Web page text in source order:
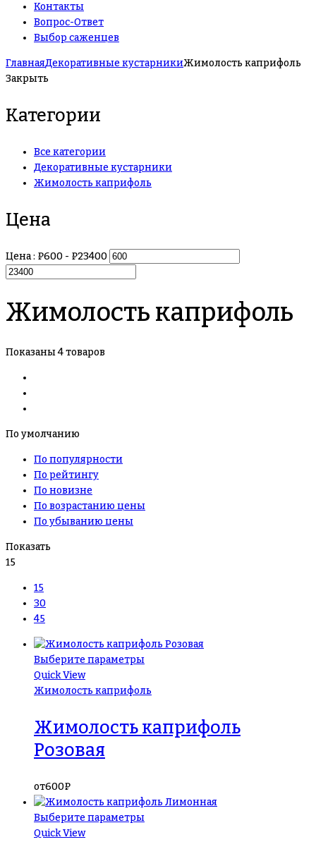
Контакты
Вопрос-Ответ
Выбор саженцев
ГлавнаяДекоративные кустарникиЖимолость каприфоль
Закрыть
Категории
Все категории
Декоративные кустарники
Жимолость каприфоль
Цена
Цена : ₽600 - ₽23400
Жимолость каприфоль
Показаны 4 товаров
По умолчанию
По популярности
По рейтингу
По новизне
По возрастанию цены
По убыванию цены
Показать
15
15
30
45
Выберите параметры
Quick View
Жимолость каприфоль
Жимолость каприфоль
Розовая
от600₽
Выберите параметры
Quick View